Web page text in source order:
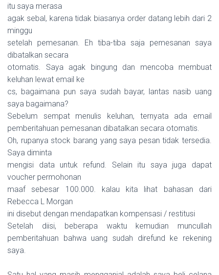
itu saya merasa
agak sebal, karena tidak biasanya order datang lebih dari 2
minggu
setelah pemesanan. Eh tiba-tiba saja pemesanan saya
dibatalkan secara
otomatis. Saya agak bingung dan mencoba membuat
keluhan lewat email ke
cs, bagaimana pun saya sudah bayar, lantas nasib uang
saya bagaimana?
Sebelum sempat menulis keluhan, ternyata ada email
pemberitahuan pemesanan dibatalkan secara otomatis.
Oh, rupanya stock barang yang saya pesan tidak tersedia.
Saya diminta
mengisi data untuk refund. Selain itu saya juga dapat
voucher permohonan
maaf sebesar 100.000. kalau kita lihat bahasan dari
Rebecca L Morgan
ini disebut dengan mendapatkan kompensasi / restitusi
Setelah diisi, beberapa waktu kemudian muncullah
pemberitahuan bahwa uang sudah direfund ke rekening
saya.